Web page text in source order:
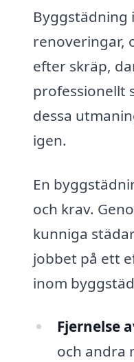
Byggstädning
renoveringar,
efter skräp,
professionellt
dessa
igen.
En
och krav.
kunniga
jobbet på ett
inom
Fjernelse
och andra